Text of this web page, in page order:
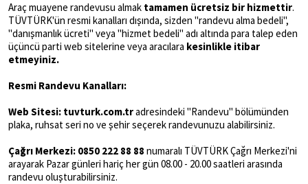
Araç muayene randevusu almak tamamen ücretsiz bir hizmettir.
TÜVTÜRK'ün resmi kanalları dışında, sizden "randevu alma bedeli",
"danışmanlık ücreti" veya "hizmet bedeli" adı altında para talep eden
üçüncü parti web sitelerine veya aracılara kesinlikle itibar
etmeyiniz.
Resmi Randevu Kanalları:
Web Sitesi: tuvturk.com.tradresindeki "Randevu" bölümünden
plaka, ruhsat seri no ve şehir seçerek randevunuzu alabilirsiniz.
Çağrı Merkezi: 0850 222 88 88 numaralı TÜVTÜRK Çağrı Merkezi'ni
arayarak Pazar günleri hariç her gün 08.00 - 20.00 saatleri arasında
randevu oluşturabilirsiniz.